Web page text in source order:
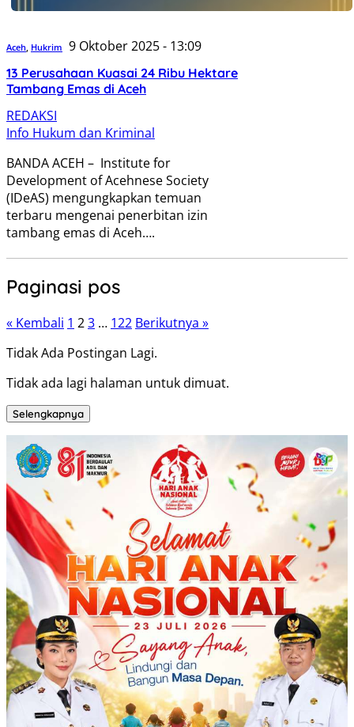
Aceh Hukrim 9 Oktober 2025 - 13:09
13 Perusahaan Kuasai 24 Ribu Hektare
Tambang Emas di Aceh
REDAKSI
Info Hukum dan Kriminal
BANDA ACEH – Institute for
Development of Acehnese Society
(IDeAS) mengungkapkan temuan
terbaru mengenai penerbitan izin
tambang emas di Aceh….
Paginasi pos
« Kembali 1 23 … 122 Berikutnya »
Tidak Ada Postingan Lagi.
Tidak ada lagi halaman untuk dimuat.
Selengkapnya